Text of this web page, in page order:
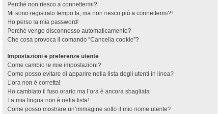
Perché non riesco a connettermi?
Mi sono registrato tempo fa, ma non riesco più a connettermi?!
Ho perso la mia password!
Perché vengo disconnesso automaticamente?
Che cosa provoca il comando “Cancella cookie”?
Impostazioni e preferenze utente
Come cambio le mie impostazioni?
Come posso evitare di apparire nella lista degli utenti in linea?
L’ora non è corretta!
Ho cambiato il fuso orario ma l’ora è ancora sbagliata
La mia lingua non è nella lista!
Come posso mostrare un’immagine sotto il mio nome utente?